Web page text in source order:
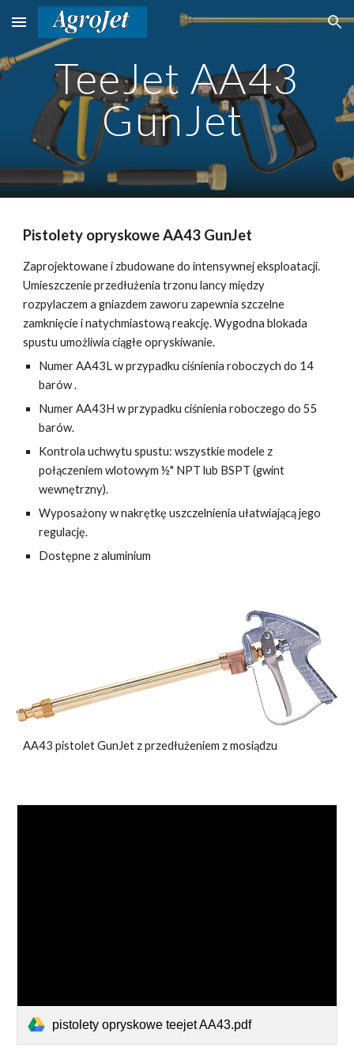
Skip to main content Skip to navigation
TeeJet AA43
GunJet
Pistolety opryskowe AA43 GunJet
Zaprojektowane i zbudowane do intensywnej eksploatacji.
Umieszczenie przedłużenia trzonu lancy między
rozpylaczem a gniazdem zaworu zapewnia szczelne
zamknięcie i natychmiastową reakcję. Wygodna blokada
spustu umożliwia ciągłe opryskiwanie.
Numer AA43L w przypadku ciśnienia roboczych do 14
barów .
Numer AA43H w przypadku ciśnienia roboczego do 55
barów.
Kontrola uchwytu spustu: wszystkie modele z
połączeniem wlotowym ½" NPT lub BSPT (gwint
wewnętrzny).
Wyposażony w nakrętkę uszczelnienia ułatwiającą jego
regulację.
Dostępne z aluminium
AA43 pistolet GunJet z przedłużeniem z mosiądzu
pistolety opryskowe teejet AA43.pdf